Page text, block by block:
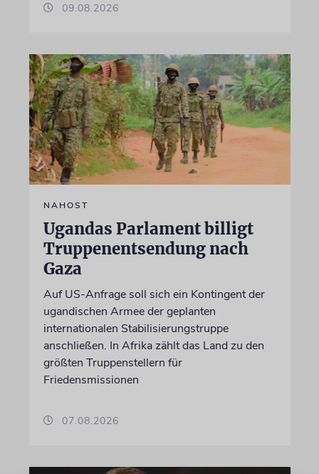
09.08.2026
NAHOST
Ugandas Parlament billigt
Truppenentsendung nach
Gaza
Auf US-Anfrage soll sich ein Kontingent der
ugandischen Armee der geplanten
internationalen Stabilisierungstruppe
anschließen. In Afrika zählt das Land zu den
größten Truppenstellern für
Friedensmissionen
07.08.2026